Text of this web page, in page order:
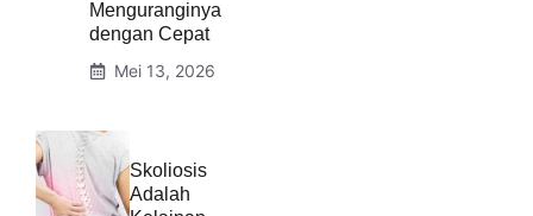
Menguranginya
dengan Cepat
Mei 13, 2026
Skoliosis
Adalah